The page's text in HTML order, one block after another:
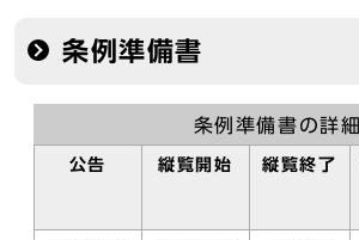
条例準備書
条例準備書の詳細
公告 縦覧開始 縦覧終了